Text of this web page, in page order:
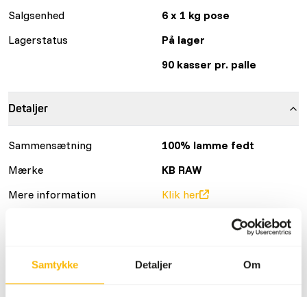
Samtykke Detaljer Om
Salgsenhed
6 x 1 kg pose
Lagerstatus
På lager
90 kasser pr. palle
Detaljer
Sammensætning
100% lamme fedt
Mærke
KB RAW
Mere information
Klik her
Det er nødvendigt at variere proteinkilder.